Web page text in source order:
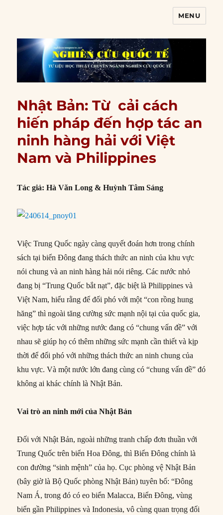
MENU
Nhật Bản: Từ cải cách
hiến pháp đến hợp tác an
ninh hàng hải với Việt
Nam và Philippines
Tác giả: Hà Văn Long & Huỳnh Tâm Sáng
Việc Trung Quốc ngày càng quyết đoán hơn trong chính
sách tại biển Đông đang thách thức an ninh của khu vực
nói chung và an ninh hàng hải nói riêng. Các nước nhỏ
đang bị “Trung Quốc bắt nạt”, đặc biệt là Philippines và
Việt Nam, hiểu rằng để đối phó với một “con rồng hung
hăng” thì ngoài tăng cường sức mạnh nội tại của quốc gia,
việc hợp tác với những nước đang có “chung vấn đề” với
nhau sẽ giúp họ có thêm những sức mạnh cần thiết và kịp
thời để đối phó với những thách thức an ninh chung của
khu vực. Và một nước lớn đang cùng có “chung vấn đề” đó
không ai khác chính là Nhật Bản.
Vai trò an ninh mới của Nhật Bản
Đối với Nhật Bản, ngoài những tranh chấp đơn thuần với
Trung Quốc trên biển Hoa Đông, thì Biển Đông chính là
con đường “sinh mệnh” của họ. Cục phòng vệ Nhật Bản
(bây giờ là Bộ Quốc phòng Nhật Bản) tuyên bố: “Đông
Nam Á, trong đó có eo biển Malacca, Biển Đông, vùng
biển gần Philippines và Indonesia, vô cùng quan trọng đối